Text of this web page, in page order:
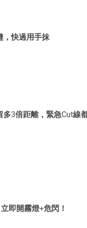
，快過用手抹
多3倍距離，緊急Cut線
即開霧燈+危閃！